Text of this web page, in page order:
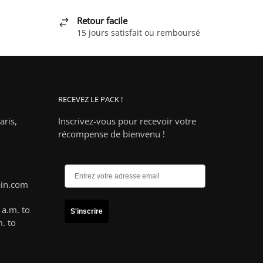
Retour facile
15 jours satisfait ou remboursé
to
to
RECEVEZ LE PACK !
Inscrivez-vous pour recevoir votre
récompense de bienvenu !
S'inscrire